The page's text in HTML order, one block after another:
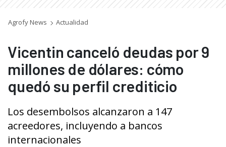
Agrofy News Actualidad
Vicentin canceló deudas por 9
millones de dólares: cómo
quedó su perfil crediticio
Los desembolsos alcanzaron a 147
acreedores, incluyendo a bancos
internacionales